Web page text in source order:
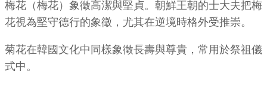
梅花（梅花）象徵高潔與堅貞。朝鮮王朝的士大夫把梅
花視為堅守德行的象徵，尤其在逆境時格外受推崇。
菊花在韓國文化中同樣象徵長壽與尊貴，常用於祭祖儀
式中。